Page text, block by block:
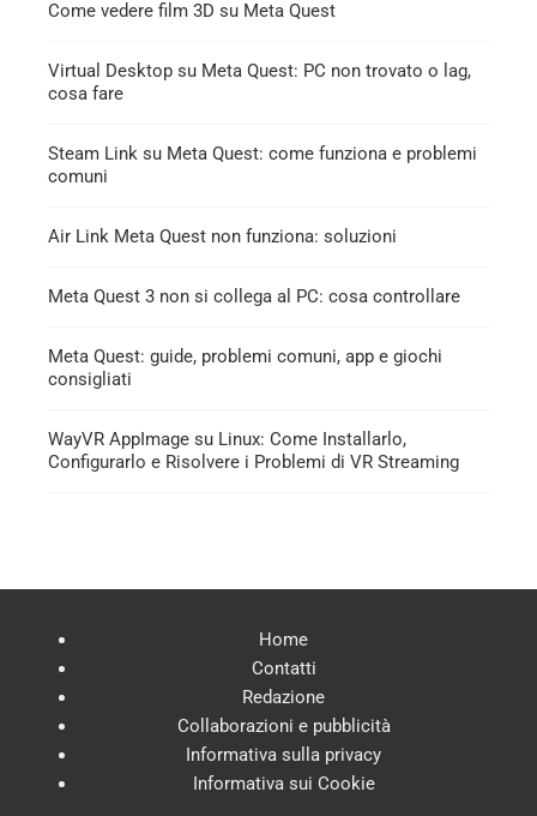
Come vedere film 3D su Meta Quest
Virtual Desktop su Meta Quest: PC non trovato o lag,
cosa fare
Steam Link su Meta Quest: come funziona e problemi
comuni
Air Link Meta Quest non funziona: soluzioni
Meta Quest 3 non si collega al PC: cosa controllare
Meta Quest: guide, problemi comuni, app e giochi
consigliati
WayVR AppImage su Linux: Come Installarlo,
Configurarlo e Risolvere i Problemi di VR Streaming
Home
Contatti
Redazione
Collaborazioni e pubblicità
Informativa sulla privacy
Informativa sui Cookie